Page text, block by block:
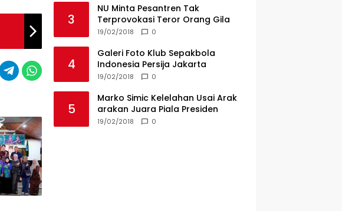
3
NU Minta Pesantren Tak
Terprovokasi Teror Orang Gila
19/02/2018 0
4
Galeri Foto Klub Sepakbola
Indonesia Persija Jakarta
19/02/2018 0
5
Marko Simic Kelelahan Usai Arak
arakan Juara Piala Presiden
19/02/2018 0